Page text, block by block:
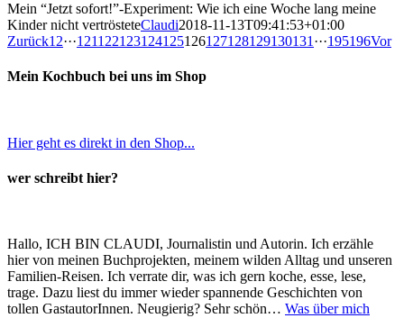
Mein “Jetzt sofort!”-Experiment: Wie ich eine Woche lang meine
Kinder nicht vertrösteteClaudi2018-11-13T09:41:53+01:00
Zurück1 2···121122123124125126127128129130131 ···195196Vor
Mein Kochbuch bei uns im Shop
Hier geht es direkt in den Shop...
wer schreibt hier?
Hallo, ICH BIN CLAUDI, Journalistin und Autorin. Ich erzähle
hier von meinen Buchprojekten, meinem wilden Alltag und unseren
Familien-Reisen. Ich verrate dir, was ich gern koche, esse, lese,
trage. Dazu liest du immer wieder spannende Geschichten von
tollen GastautorInnen. Neugierig? Sehr schön… Was über mich